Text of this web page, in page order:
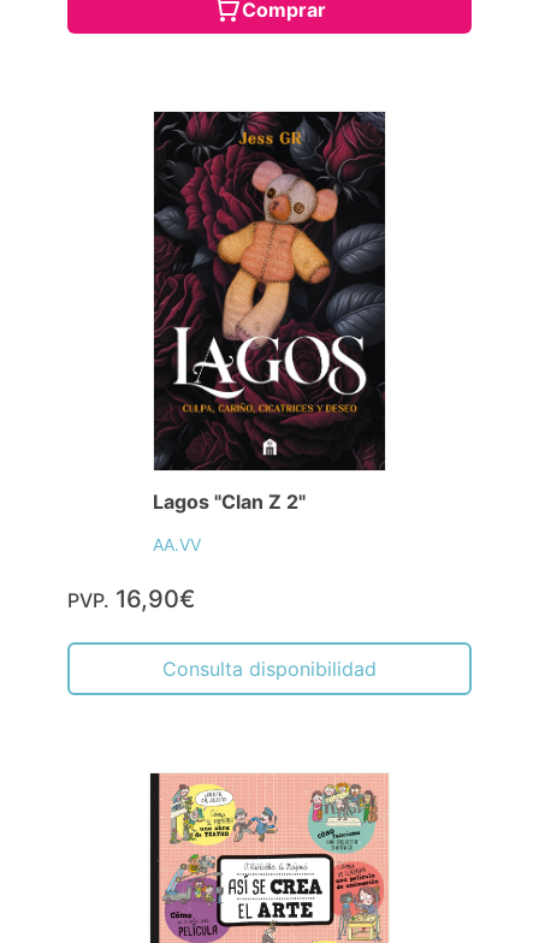
Comprar
Lagos "Clan Z 2"
AA.VV
PVP. 16,90€
Consulta disponibilidad